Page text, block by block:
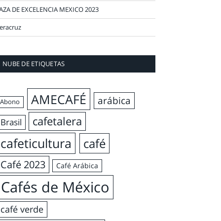
DE EXCELENCIA MEXICO 2023
NUBE DE ETIQUETAS
Abono AMECAFÉ arábica
Brasil cafetalera
cafeticultura café
Café 2023 Café Arábica
Cafés de México
café verde